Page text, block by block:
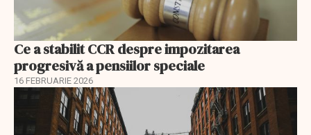
Ce a stabilit CCR despre impozitarea
progresivă a pensiilor speciale
16 FEBRUARIE 2026